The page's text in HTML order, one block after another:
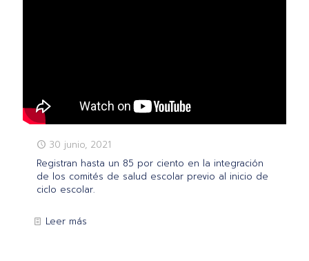
30 junio, 2021
Registran hasta un 85 por ciento en la integración
de los comités de salud escolar previo al inicio de
ciclo escolar.
Leer más